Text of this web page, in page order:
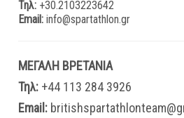
Τηλ: +30.2103223642
Email: info@spartathlon.gr
ΜΕΓΑΛΗ ΒΡΕΤΑΝΙΑ
Τηλ: +44 113 284 3926
Email: